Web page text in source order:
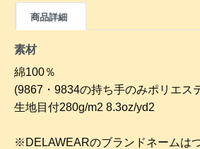
商品詳細
素材
綿100％
(9867・9834の持ち手のみポリエス
生地目付280g/m2 8.3oz/yd2
※DELAWEARのブランドネームは